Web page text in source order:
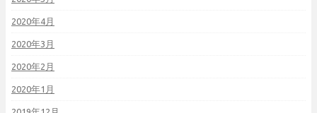
2020年4月
2020年3月
2020年2月
2020年1月